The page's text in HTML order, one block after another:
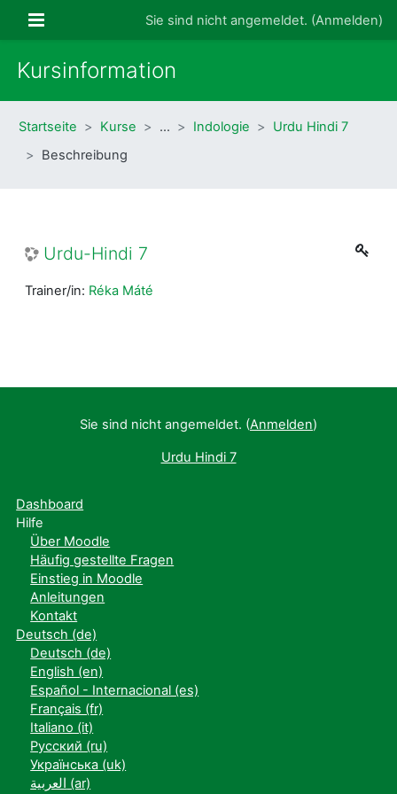
Website-ÜbersichtSie sind nicht angemeldet. (Anmelden)
Kursinformation
Startseite Kurse … Indologie
Urdu Hindi 7
Beschreibung
Urdu-Hindi 7
Trainer/in: Réka Máté
Sie sind nicht angemeldet. (Anmelden)
Urdu Hindi 7
Dashboard
Hilfe
Über Moodle
Häufig gestellte Fragen
Einstieg in Moodle
Anleitungen
Kontakt
Deutsch ‎(de)‎
Deutsch ‎(de)‎
English ‎(en)‎
Español - Internacional ‎(es)‎
Français ‎(fr)‎
Italiano ‎(it)‎
Русский ‎(ru)‎
Українська ‎(uk)‎
العربية ‎(ar)‎